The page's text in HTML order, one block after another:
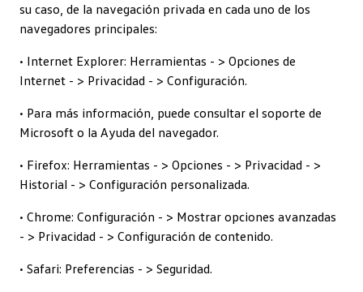
su caso, de la navegación privada en cada uno de los
navegadores principales:
• Internet Explorer: Herramientas - > Opciones de
Internet - > Privacidad - > Configuración.
• Para más información, puede consultar el soporte de
Microsoft o la Ayuda del navegador.
• Firefox: Herramientas - > Opciones - > Privacidad - >
Historial - > Configuración personalizada.
• Chrome: Configuración - > Mostrar opciones avanzadas
- > Privacidad - > Configuración de contenido.
• Safari: Preferencias - > Seguridad.